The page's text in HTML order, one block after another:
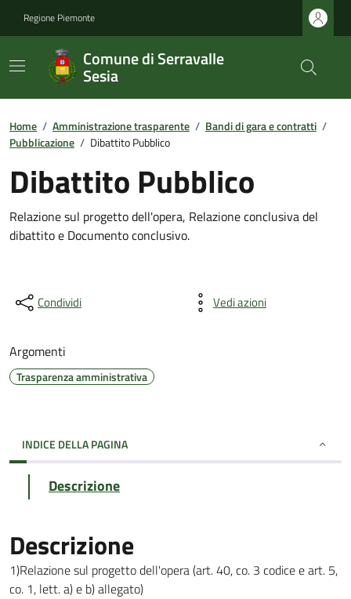
Regione Piemonte
Comune di Serravalle
Sesia
Home / Amministrazione trasparente / Bandi di gara e contratti /
Pubblicazione / Dibattito Pubblico
Dibattito Pubblico
Relazione sul progetto dell'opera, Relazione conclusiva del
dibattito e Documento conclusivo.
Condividi Vedi azioni
Argomenti
Trasparenza amministrativa
INDICE DELLA PAGINA
Descrizione
Descrizione
1)Relazione sul progetto dell'opera (art. 40, co. 3 codice e art. 5,
co. 1, lett. a) e b) allegato)